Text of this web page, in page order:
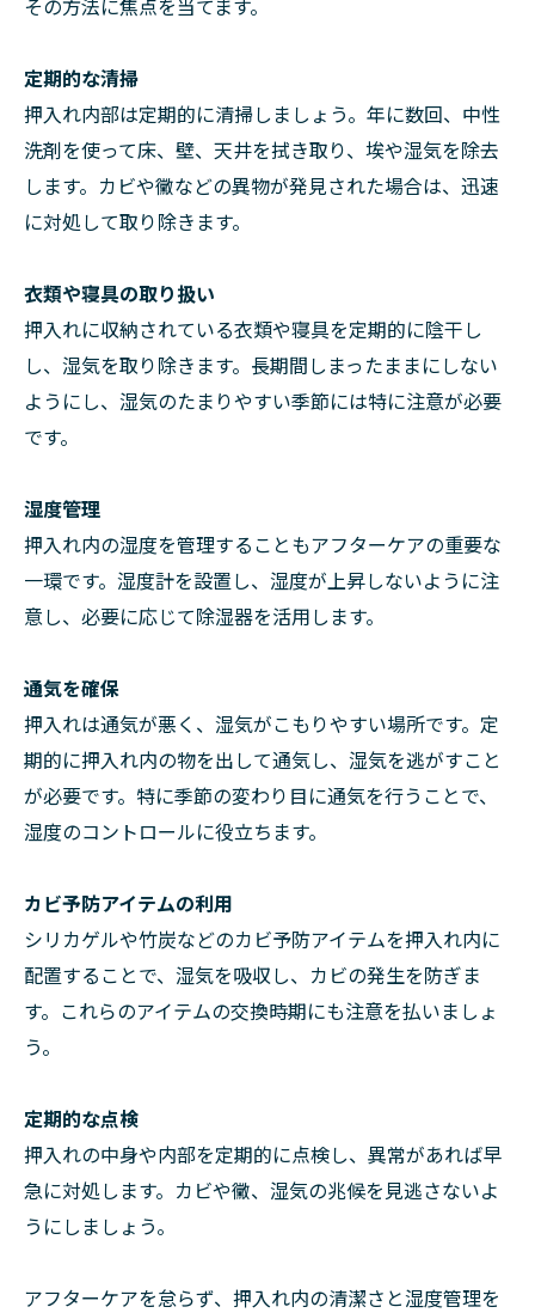
その方法に焦点を当てます。
定期的な清掃
押入れ内部は定期的に清掃しましょう。年に数回、中性
洗剤を使って床、壁、天井を拭き取り、埃や湿気を除去
します。カビや黴などの異物が発見された場合は、迅速
に対処して取り除きます。
衣類や寝具の取り扱い
押入れに収納されている衣類や寝具を定期的に陰干し
し、湿気を取り除きます。長期間しまったままにしない
ようにし、湿気のたまりやすい季節には特に注意が必要
です。
湿度管理
押入れ内の湿度を管理することもアフターケアの重要な
一環です。湿度計を設置し、湿度が上昇しないように注
意し、必要に応じて除湿器を活用します。
通気を確保
押入れは通気が悪く、湿気がこもりやすい場所です。定
期的に押入れ内の物を出して通気し、湿気を逃がすこと
が必要です。特に季節の変わり目に通気を行うことで、
湿度のコントロールに役立ちます。
カビ予防アイテムの利用
シリカゲルや竹炭などのカビ予防アイテムを押入れ内に
配置することで、湿気を吸収し、カビの発生を防ぎま
す。これらのアイテムの交換時期にも注意を払いましょ
う。
定期的な点検
押入れの中身や内部を定期的に点検し、異常があれば早
急に対処します。カビや黴、湿気の兆候を見逃さないよ
うにしましょう。
アフターケアを怠らず、押入れ内の清潔さと湿度管理を